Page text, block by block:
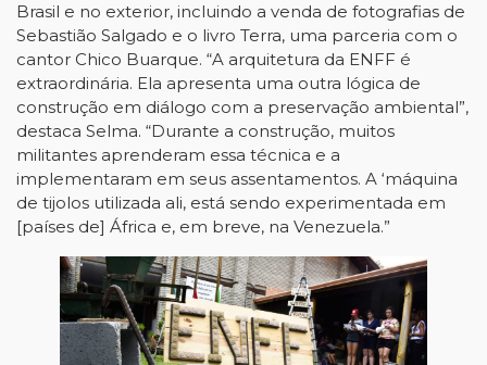
Brasil e no exterior, incluindo a venda de fotografias de
Sebastião Salgado e o livro Terra, uma parceria com o
cantor Chico Buarque. “A arquitetura da ENFF é
extraordinária. Ela apresenta uma outra lógica de
construção em diálogo com a preservação ambiental”,
destaca Selma. “Durante a construção, muitos
militantes aprenderam essa técnica e a
implementaram em seus assentamentos. A ‘máquina
de tijolos utilizada ali, está sendo experimentada em
[países de] África e, em breve, na Venezuela.”